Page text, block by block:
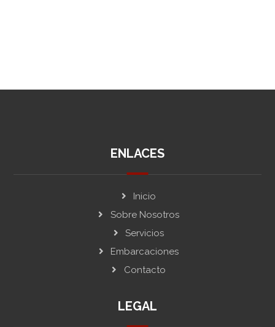
ENLACES
Inicio
Sobre Nosotros
Servicios
Embarcaciones
Contacto
LEGAL